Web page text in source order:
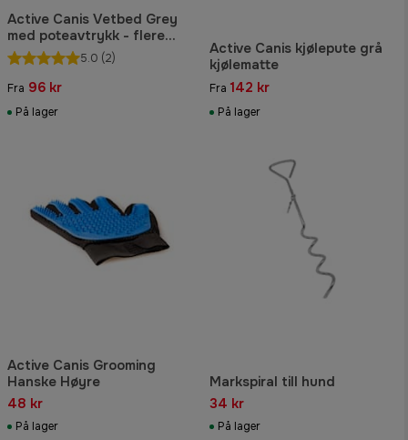
Active Canis Vetbed Grey
med poteavtrykk - flere
størrelser 5.0 (2)
Fra 96 kr
På lager
Active Canis kjølepute grå
kjølematte
Fra 142 kr
På lager
Active Canis Grooming
Hanske Høyre
48 kr
På lager
Markspiral till hund
34 kr
På lager